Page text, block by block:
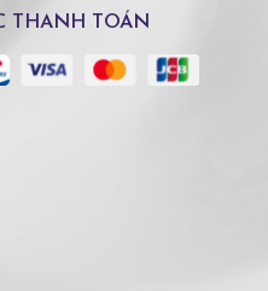
THANH TOÁN